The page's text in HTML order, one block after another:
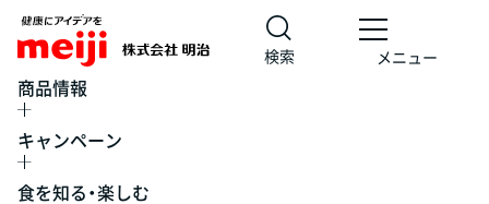
検索 メニュー
商品情報
キャンペーン
食を知る・楽しむ